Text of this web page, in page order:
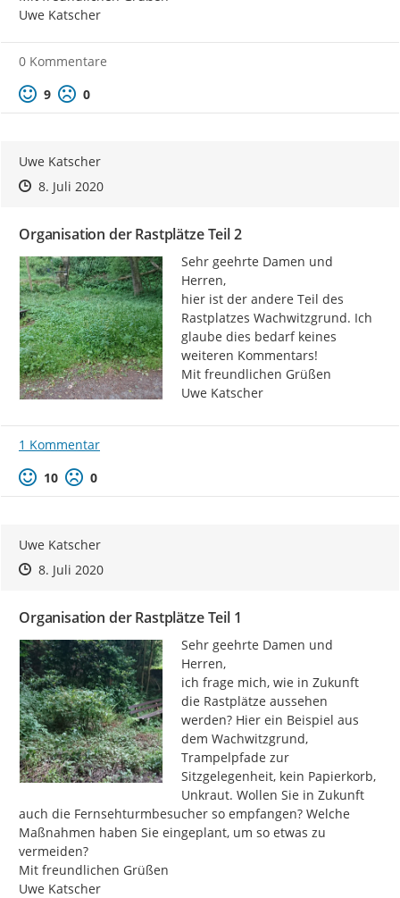
Uwe Katscher
0 Kommentare
Positive Bewertung
9 Negative Bewertung
0
Uwe Katscher
Zeitpunkt des Erstellens
Zeitpunkt des Erstellens
8. Juli 2020Zur Äußerung
Organisation der Rastplätze Teil 2
Sehr geehrte Damen und
Herren,
hier ist der andere Teil des
Rastplatzes Wachwitzgrund. Ich
glaube dies bedarf keines
weiteren Kommentars!
Mit freundlichen Grüßen
Uwe Katscher
1 Kommentar
Positive Bewertung
10 Negative Bewertung
0
Uwe Katscher
Zeitpunkt des Erstellens
Zeitpunkt des Erstellens
8. Juli 2020Zur Äußerung
Organisation der Rastplätze Teil 1
Sehr geehrte Damen und
Herren,
ich frage mich, wie in Zukunft
die Rastplätze aussehen
werden? Hier ein Beispiel aus
dem Wachwitzgrund,
Trampelpfade zur
Sitzgelegenheit, kein Papierkorb,
Unkraut. Wollen Sie in Zukunft
auch die Fernsehturmbesucher so empfangen? Welche
Maßnahmen haben Sie eingeplant, um so etwas zu
vermeiden?
Mit freundlichen Grüßen
Uwe Katscher